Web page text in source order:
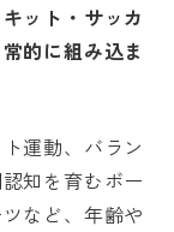
ット・サッカ
的に組み込ま
運動、バラン
知を育むボー
など、年齢や